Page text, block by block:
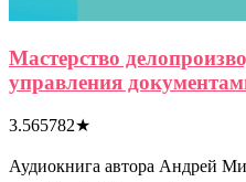
Мастерство
управления
3.565782★
Аудиокнига автора Андрей